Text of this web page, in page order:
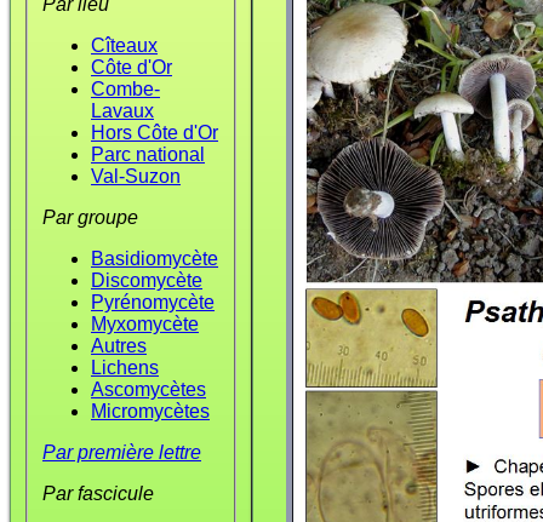
Cîteaux
Côte d'Or
Combe-
Lavaux
Hors Côte d'Or
Parc national
Val-Suzon
Par groupe
Basidiomycète
Discomycète
Pyrénomycète
Myxomycète
Autres
Lichens
Ascomycètes
Micromycètes
Par première lettre
Par fascicule